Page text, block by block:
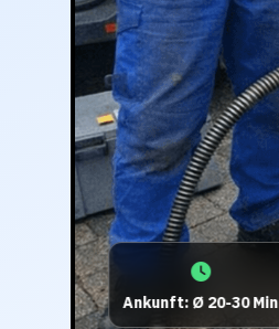
Ankunft: Ø 20-30 Min